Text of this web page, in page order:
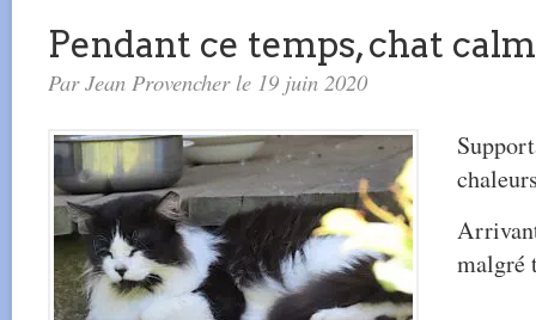
Pendant ce temps, chat
Par Jean Provencher le 19 juin 2020
malgré